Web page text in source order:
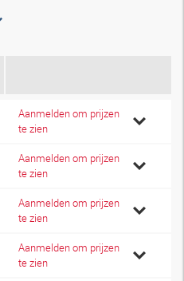
Aanmelden om prijzen
te zien
Aanmelden om prijzen
te zien
Aanmelden om prijzen
te zien
Aanmelden om prijzen
te zien